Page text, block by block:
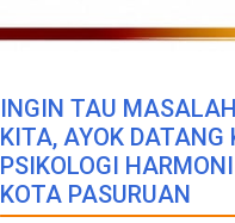
INGIN TAU
KITA, AYOK DATANG
PSIKOLOGI
KOTA PASURUAN